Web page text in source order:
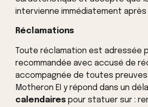
intervienne immédiatement après
Réclamations
Toute réclamation est adressée
recommandée avec accusé de
accompagnée de toutes preuves
Motheron EI y répond dans un
calendaires pour statuer sur :